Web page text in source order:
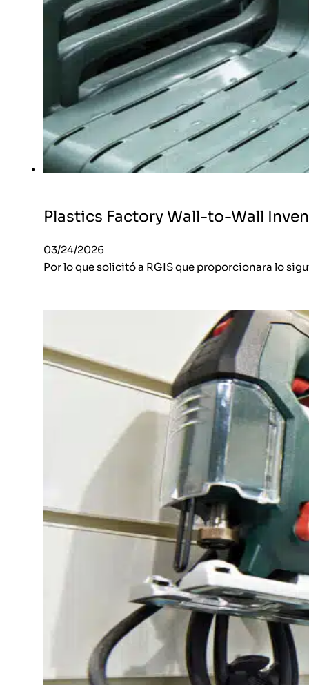
Plastics Factory Wall-to-Wall
03/24/2026
Por lo que solicitó a RGIS que proporcionara lo